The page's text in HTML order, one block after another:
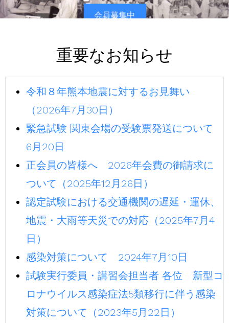
会員募集中
重要なお知らせ
令和８年熊本地震に対するお見舞い
（2026年7月30日）
緊急試験 関東会場の受験票発送について
6月20日
正会員の皆様へ 2026年会費の御請求に
ついて（2025年12月26日）
認定試験における交通機関の遅延・運休、
地震・大雨等天災での対応（2025年7月4
日）
感染対策について 2024年7月10日
試験実行委員・講習会担当者 各位 新型コ
ロナウイルス感染症法5類移行に伴う感染
対策について（2023年5月22日）